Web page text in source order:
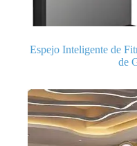
Espejo Inteligente de
de